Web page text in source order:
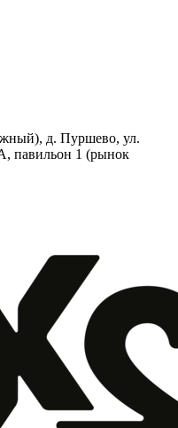
д. Пуршево, ул.
павильон 1 (рынок